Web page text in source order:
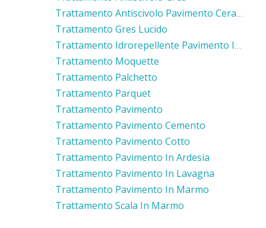
Trattamento Antiscivolo Pavimento Ceramica
Trattamento Gres Lucido
Trattamento Idrorepellente Pavimento In Cotto
Trattamento Moquette
Trattamento Palchetto
Trattamento Parquet
Trattamento Pavimento
Trattamento Pavimento Cemento
Trattamento Pavimento Cotto
Trattamento Pavimento In Ardesia
Trattamento Pavimento In Lavagna
Trattamento Pavimento In Marmo
Trattamento Scala In Marmo